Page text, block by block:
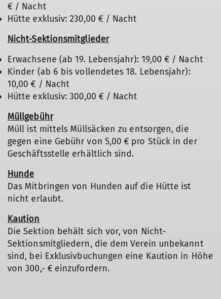
€ / Nacht
Hütte exklusiv: 230,00 € / Nacht
Nicht-Sektionsmitglieder
Erwachsene (ab 19. Lebensjahr): 19,00 € / Nacht
Kinder (ab 6 bis vollendetes 18. Lebensjahr):
10,00 € / Nacht
Hütte exklusiv: 300,00 € / Nacht
Müllgebühr
Müll ist mittels Müllsäcken zu entsorgen, die
gegen eine Gebühr von 5,00 € pro Stück in der
Geschäftsstelle erhältlich sind.
Hunde
Das Mitbringen von Hunden auf die Hütte ist
nicht erlaubt.
Kaution
Die Sektion behält sich vor, von Nicht-
Sektionsmitgliedern, die dem Verein unbekannt
sind, bei Exklusivbuchungen eine Kaution in Höhe
von 300,- € einzufordern.